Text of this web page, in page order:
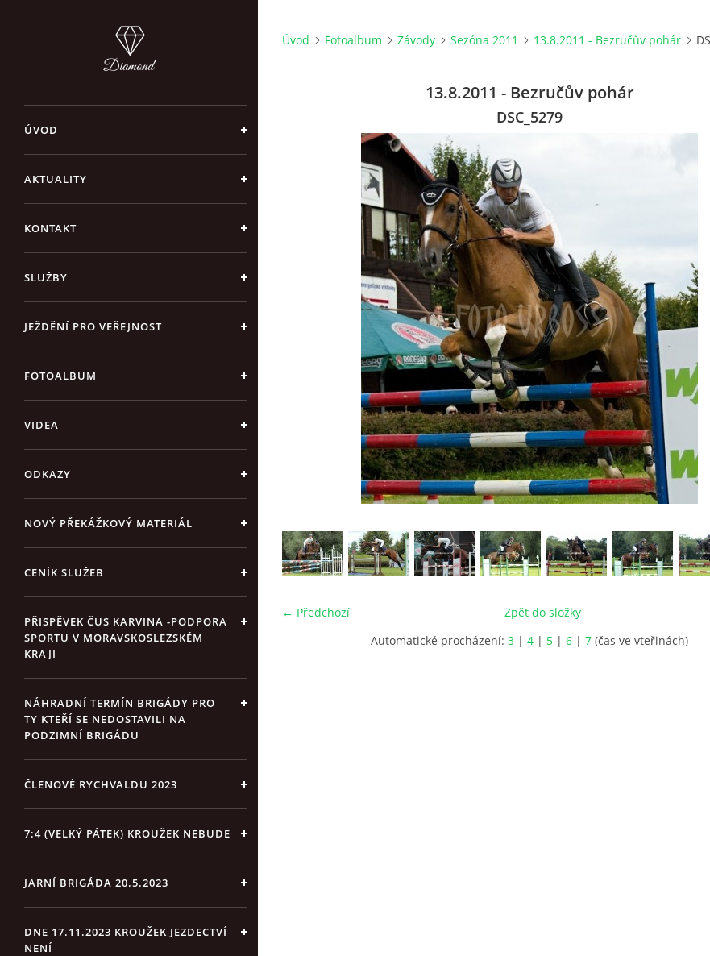
ÚVOD
AKTUALITY
KONTAKT
SLUŽBY
JEŽDĚNÍ PRO VEŘEJNOST
FOTOALBUM
VIDEA
ODKAZY
NOVÝ PŘEKÁŽKOVÝ MATERIÁL
CENÍK SLUŽEB
PŘISPĚVEK ČUS KARVINA -PODPORA
SPORTU V MORAVSKOSLEZSKÉM
KRAJI
NÁHRADNÍ TERMÍN BRIGÁDY PRO
TY KTEŘÍ SE NEDOSTAVILI NA
PODZIMNÍ BRIGÁDU
ČLENOVÉ RYCHVALDU 2023
7:4 (VELKÝ PÁTEK) KROUŽEK NEBUDE
JARNÍ BRIGÁDA 20.5.2023
DNE 17.11.2023 KROUŽEK JEZDECTVÍ
NENÍ
Úvod Fotoalbum Závody Sezóna 2011 13.8.2011 - Bezručův pohár
13.8.2011 - Bezručův pohár
DSC_5279
← Předchozí
Zpět do složky
Automatické procházení: 3 | 4 | 5 | 6 | 7 (čas ve vteřinách)